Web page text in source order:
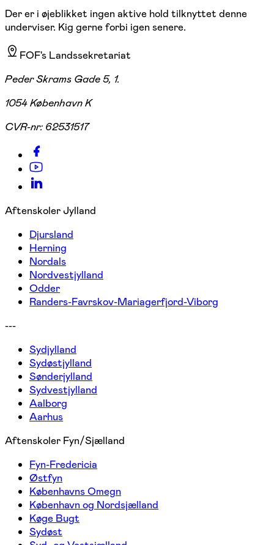
Der er i øjeblikket ingen aktive hold tilknyttet denne
underviser. Kig gerne forbi igen senere.
FOF's Landssekretariat
Peder Skrams Gade 5, 1.
1054 København K
CVR-nr: 62531517
Aftenskoler Jylland
Djursland
Herning
Nordals
Nordvestjylland
Odder
Randers-Favrskov-Mariagerfjord-Viborg
---
Sydjylland
Sydøstjylland
Sønderjylland
Sydvestjylland
Aalborg
Aarhus
Aftenskoler Fyn/Sjælland
Fyn-Fredericia
Østfyn
Københavns Omegn
København og Nordsjælland
Køge Bugt
Sydøst